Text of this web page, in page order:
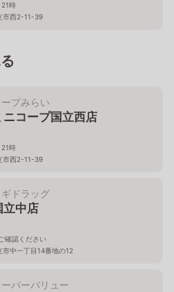
時
市西2-11-39
ープみらい
ニコープ国立西店
時
市西2-11-39
ギドラッグ
立中店
確認ください
市中一丁目14番地の12
ーパーバリュー